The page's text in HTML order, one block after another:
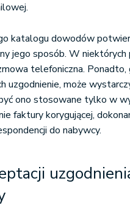
katalogu dowodów
jego sposób. W niektórych
telefoniczna. Ponadto,
uzgodnienie, może
ono stosowane tylko w
faktury korygującej,
do nabywcy.